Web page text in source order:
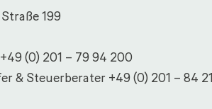
199
+49 (0) 201 – 79 94 200
& Steuerberater +49 (0) 201 – 84